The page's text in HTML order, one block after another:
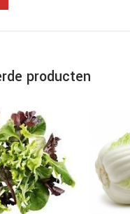
producten